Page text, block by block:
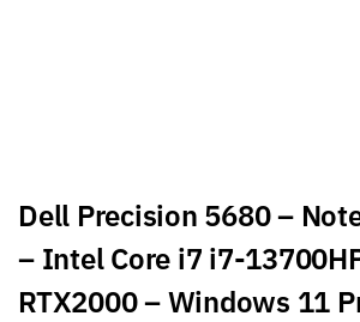
Dell Precision 5680 –
– Intel Core i7 i7-
RTX2000 – Windows 11